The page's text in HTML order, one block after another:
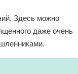
Здесь можно
даже очень